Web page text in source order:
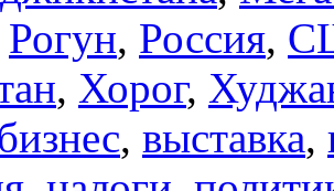
Рогун, Россия,
, Хорог,
, выставка,